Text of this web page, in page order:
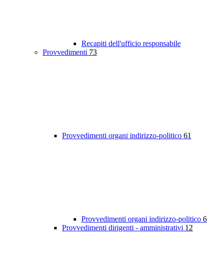
Recapiti dell'ufficio responsabile
Provvedimenti 73
Provvedimenti organi indirizzo-politico 61
Provvedimenti organi indirizzo-politico 6
Provvedimenti dirigenti - amministrativi 12